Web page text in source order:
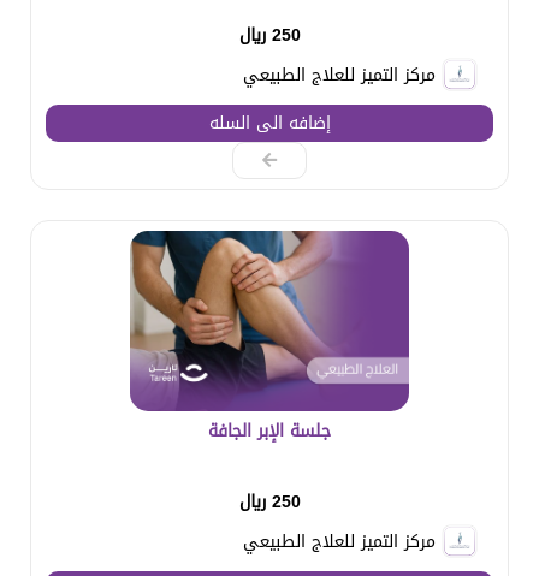
250 ريال
مركز التميز للعلاج الطبيعي
إضافه الى السله
جلسة الإبر الجافة
250 ريال
مركز التميز للعلاج الطبيعي